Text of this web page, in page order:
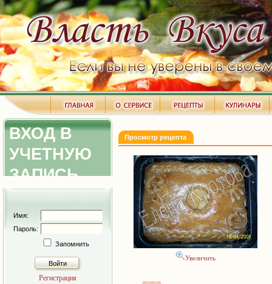
ВХОД В
УЧЕТНУЮ
ЗАПИСЬ
Имя:
Пароль:
Запомнить
Войти
Регистрация
Просмотр рецепта
Увеличить